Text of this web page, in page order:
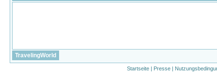
TravelingWorld
Startseite | Presse |